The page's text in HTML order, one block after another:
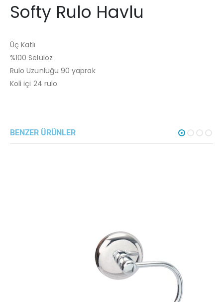
Softy Rulo Havlu
Üç Katlı
%100 Selülöz
Rulo Uzunluğu 90 yaprak
Koli içi 24 rulo
BENZER ÜRÜNLER